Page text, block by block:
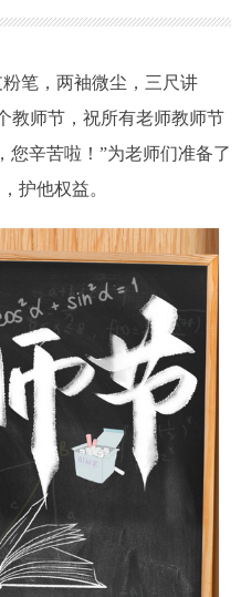
能 政策服务
读
开
务 部门服务
务 投资项目
笔，两袖微尘，三尺讲
教师节，祝所有老师教师节
您辛苦啦！”为老师们准备了
护他权益。